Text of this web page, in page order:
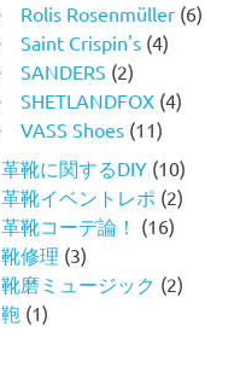
Rolis Rosenmüller (6)
Saint Crispin's (4)
SANDERS (2)
SHETLANDFOX (4)
VASS Shoes (11)
革靴に関するDIY (10)
革靴イベントレポ (2)
革靴コーデ論！ (16)
靴修理 (3)
靴磨ミュージック (2)
鞄 (1)